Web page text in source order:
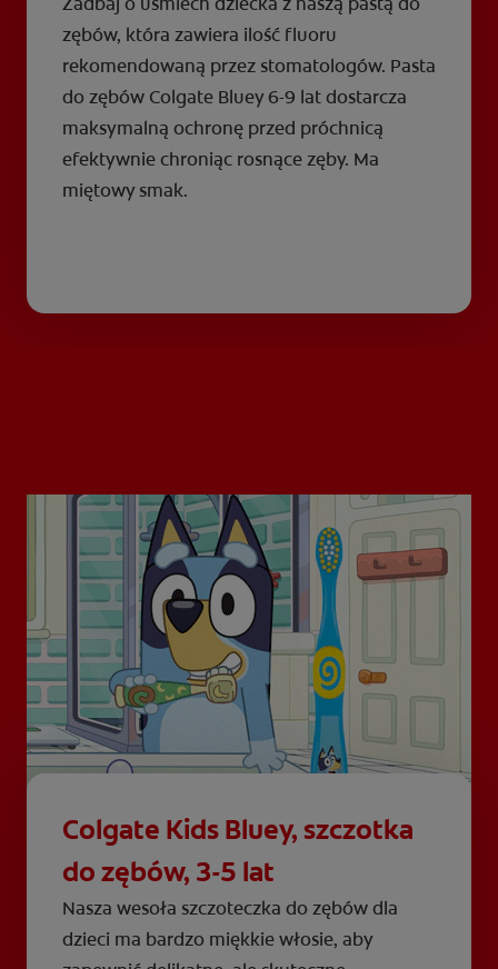
zębów, która zawiera ilość fluoru
rekomendowaną przez stomatologów. Pasta
do zębów Colgate Bluey 6-9 lat dostarcza
maksymalną ochronę przed próchnicą
efektywnie chroniąc rosnące zęby. Ma
miętowy smak.
Colgate Kids Bluey, szczotka
do zębów, 3-5 lat
Nasza wesoła szczoteczka do zębów dla
dzieci ma bardzo miękkie włosie, aby